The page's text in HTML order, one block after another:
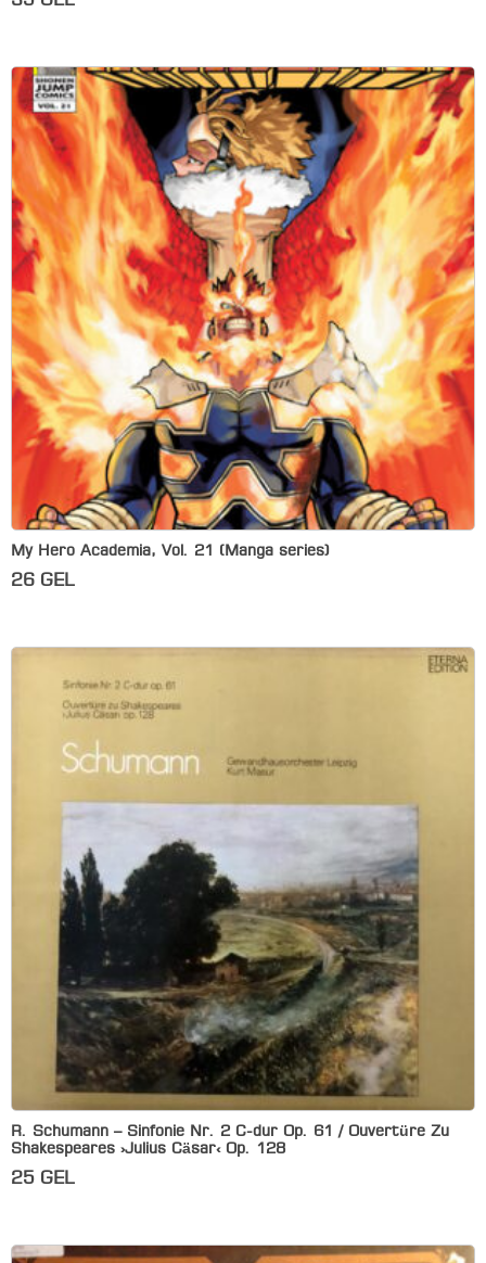
My Hero Academia, Vol. 21 (Manga series)
26 GEL
R. Schumann – Sinfonie Nr. 2 C-dur Op. 61 / Ouvertüre Zu
Shakespeares ›Julius Cäsar‹ Op. 128
25 GEL